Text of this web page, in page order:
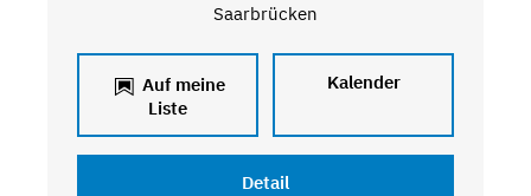
Saarbrücken
Auf meine
Liste
Kalender
Detail